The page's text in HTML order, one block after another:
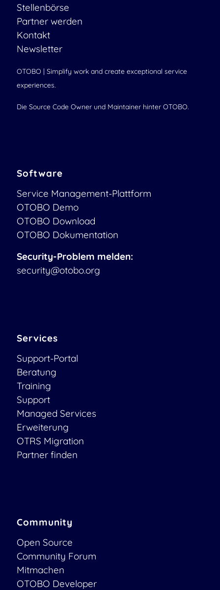
Stellenbörse
Partner werden
Kontakt
Newsletter
OTOBO | Simplify work and create exceptional service
experiences.
Die Source Code Owner und Maintainer hinter OTOBO.
Software
Service Management-Plattform
OTOBO Demo
OTOBO Download
OTOBO Dokumentation
Security-Problem melden:
security@otobo.org
Services
Support-Portal
Beratung
Training
Support
Managed Services
Erweiterung
OTRS Migration
Partner finden
Community
Open Source
Community Forum
Mitmachen
OTOBO Developer